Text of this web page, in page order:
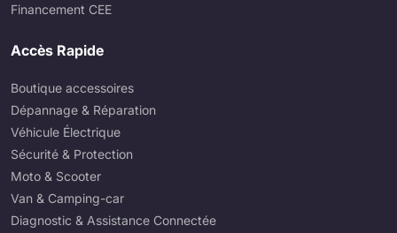
Financement CEE
Accès Rapide
Boutique accessoires
Dépannage & Réparation
Véhicule Électrique
Sécurité & Protection
Moto & Scooter
Van & Camping-car
Diagnostic & Assistance Connectée